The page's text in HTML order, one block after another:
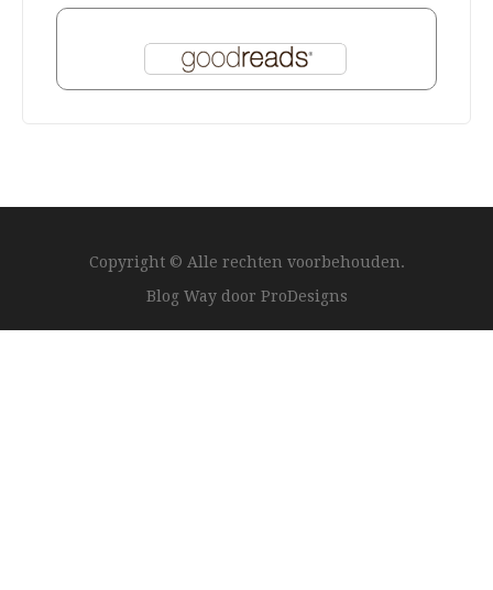
Copyright © Alle rechten voorbehouden.
Blog Way door ProDesigns